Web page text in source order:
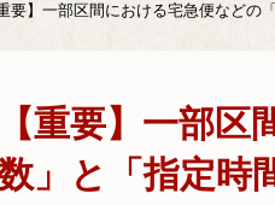
重要】一部区間における宅急便など
【重要】一部
」と「指定時